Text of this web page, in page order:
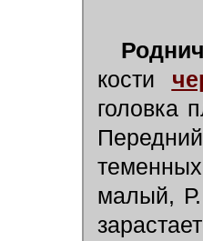
кости
головка
малый, Р.